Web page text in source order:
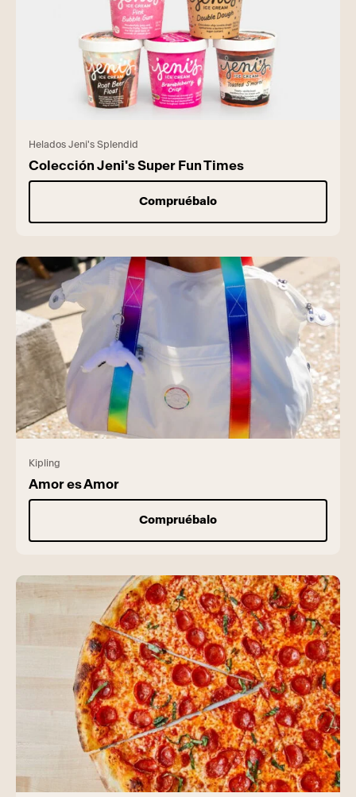
Helados Jeni's Splendid
Colección Jeni's Super Fun Times
Compruébalo
Kipling
Amor es Amor
Compruébalo